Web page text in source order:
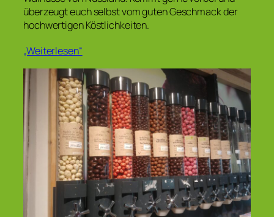
überzeugt euch selbst vom guten Geschmack der
hochwertigen Köstlichkeiten.
„Weiterlesen“